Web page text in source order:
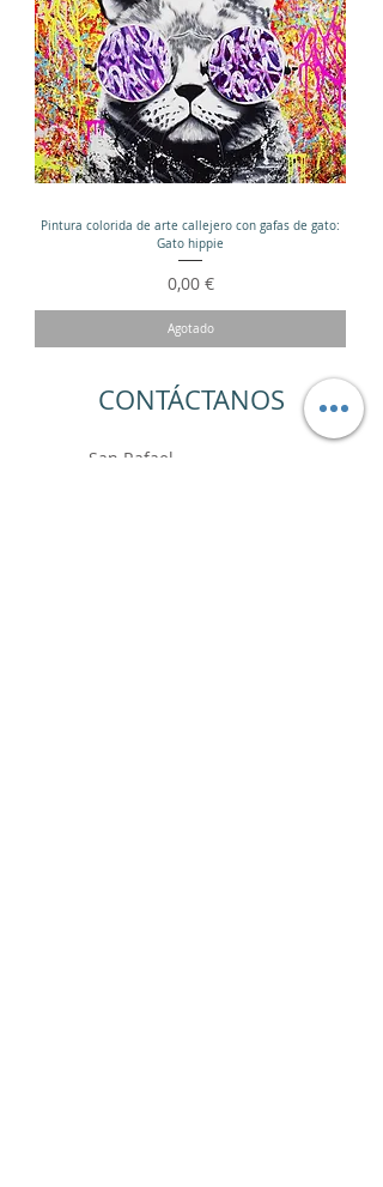
Pintura colorida de arte callejero con gafas de gato:
Gato hippie
Precio
0,00 €
Agotado
CONTÁCTANOS
San Rafael